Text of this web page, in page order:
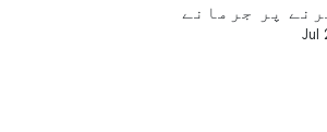
پر جرمانے